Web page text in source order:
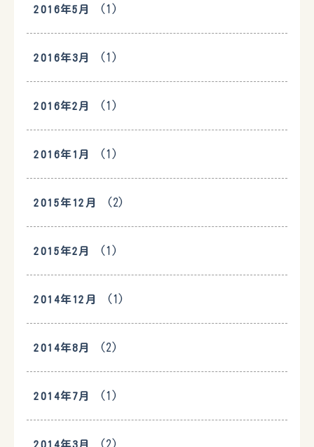
2016年5月 (1)
2016年3月 (1)
2016年2月 (1)
2016年1月 (1)
2015年12月 (2)
2015年2月 (1)
2014年12月 (1)
2014年8月 (2)
2014年7月 (1)
2014年3月 (2)